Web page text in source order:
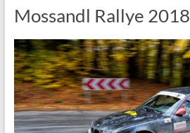
Mossandl Rallye 2018